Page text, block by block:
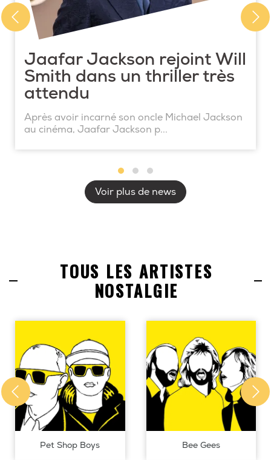
Jaafar Jackson rejoint Will
Smith dans un thriller très
attendu
Après avoir incarné son oncle Michael Jackson
au cinéma, Jaafar Jackson p...
Voir plus de news
TOUS LES ARTISTES
NOSTALGIE
Pet Shop Boys Bee Gees